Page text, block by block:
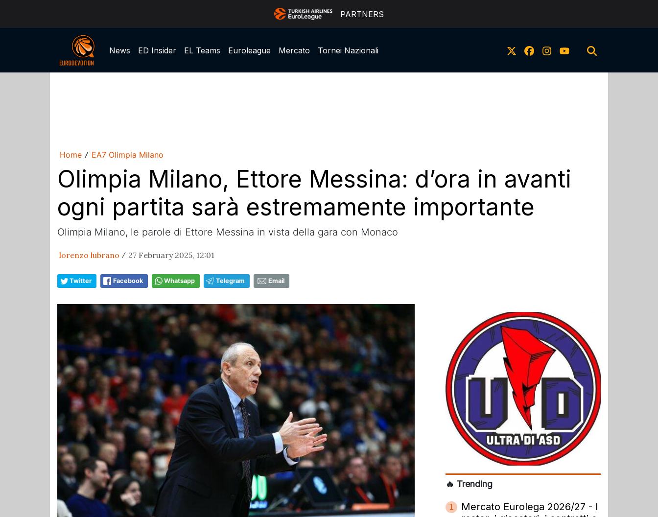
PARTNERS
News ED Insider EL Teams Euroleague Mercato Tornei Nazionali
Home / EA7 Olimpia Milano
Olimpia Milano, Ettore Messina: d’ora in avanti
ogni partita sarà estremamente importante
Olimpia Milano, le parole di Ettore Messina in vista della gara con Monaco
lorenzo lubrano / 27 February 2025, 12:01
Twitter Facebook Whatsapp Telegram Email
🔥 Trending
1
Mercato Eurolega 2026/27 - I